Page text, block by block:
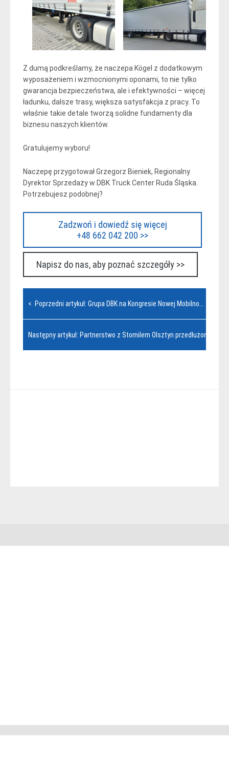
Z dumą podkreślamy, że naczepa Kögel z dodatkowym
wyposażeniem i wzmocnionymi oponami, to nie tylko
gwarancja bezpieczeństwa, ale i efektywności – więcej
ładunku, dalsze trasy, większa satysfakcja z pracy. To
właśnie takie detale tworzą solidne fundamenty dla
biznesu naszych klientów.
Gratulujemy wyboru!
Naczepę przygotował Grzegorz Bieniek, Regionalny
Dyrektor Sprzedaży w DBK Truck Center Ruda Śląska.
Potrzebujesz podobnej?
Zadzwoń i dowiedź się więcej
+48 662 042 200 >>
Napisz do nas, aby poznać szczegóły >>
Nawigacja
Następny artykuł: Partnerstwo z Stomilem Olsztyn przedłużone >